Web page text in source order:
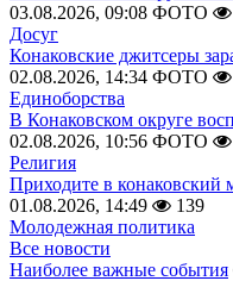
03.08.2026, 09:08 ФОТО
Досуг
Конаковские джитсеры
02.08.2026, 14:34 ФОТО
Единоборства
В Конаковском округе
02.08.2026, 10:56 ФОТО
Религия
Приходите в
01.08.2026, 14:49
139
Молодежная политика
Все новости
Наиболее важные события